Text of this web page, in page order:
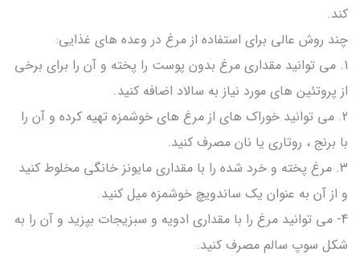
کند.
چند روش عالی برای استفاده از مرغ در وعده های غذایی:
1. می توانید مقداری مرغ بدون پوست را پخته و آن را برای برخی
از پروتئین های مورد نیاز به سالاد اضافه کنید.
2. می توانید خوراک های از مرغ های خوشمزه تهیه کرده و آن را
با برنج ، روتاری یا نان مصرف کنید.
3. مرغ پخته و خرد شده را با مقداری مایونز خانگی مخلوط کنید
و از آن به عنوان یک ساندویچ خوشمزه میل کنید.
4- می توانید مرغ را با مقداری ادویه و سبزیجات بپزید و آن را به
شکل سوپ سالم مصرف کنید.